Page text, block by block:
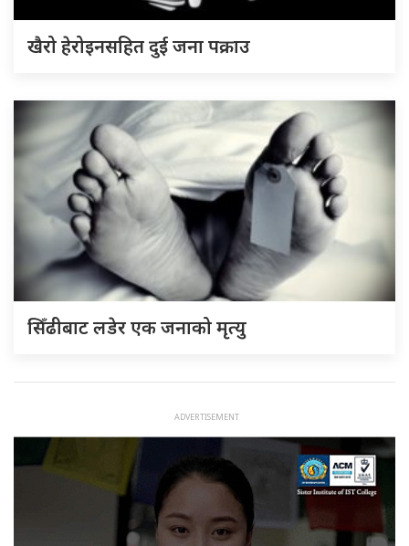
खैरो हेरोइनसहित दुई जना पक्राउ
सिँढीबाट लडेर एक जनाको मृत्यु